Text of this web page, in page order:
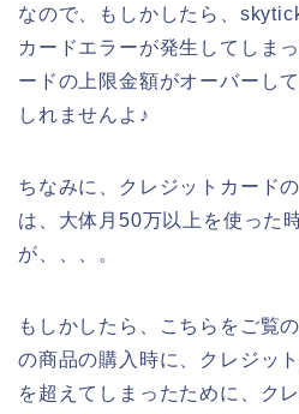
なので、もしかしたら、
カードエラーが発生してしま
ードの上限金額がオーバーし
しれませんよ♪
ちなみに、クレジットカード
は、大体月50万以上を使った
が、、、。
もしかしたら、こちらをご覧
の商品の購入時に、クレジッ
を超えてしまったために、ク